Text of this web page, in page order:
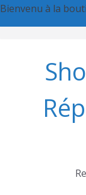
Bienvenu à la